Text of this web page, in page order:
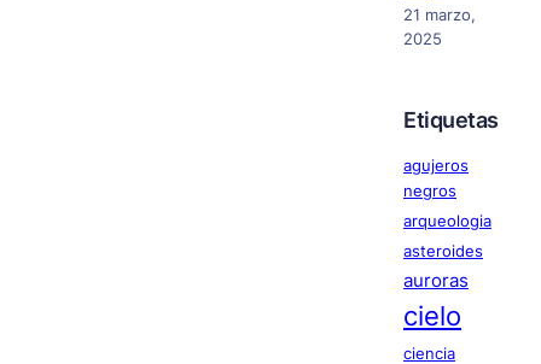
21 marzo,
2025
Etiquetas
agujeros
negros
arqueologia
asteroides
auroras
cielo
ciencia